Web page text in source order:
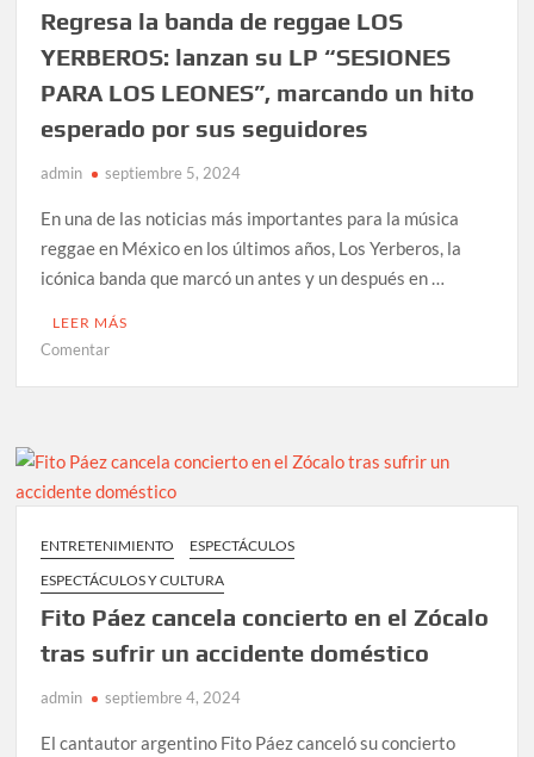
Regresa la banda de reggae LOS
YERBEROS: lanzan su LP “SESIONES
PARA LOS LEONES”, marcando un hito
esperado por sus seguidores
admin septiembre 5, 2024
En una de las noticias más importantes para la música
reggae en México en los últimos años, Los Yerberos, la
icónica banda que marcó un antes y un después en …
LEER MÁS
Comentaren
LOS
lanzan
su
LP
PARA
LOS
marcando
ENTRETENIMIENTO
ESPECTÁCULOS
ESPECTÁCULOS Y CULTURA
Fito Páez cancela concierto en el Zócalo
tras sufrir un accidente doméstico
admin septiembre 4, 2024
El cantautor argentino Fito Páez canceló su concierto